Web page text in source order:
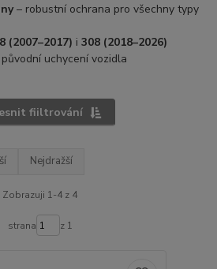
– robustní ochrana pro všechny typy
(2007–2017) i308 (2018–2026)
uchycení vozidla
fiiltrování
Nejdražší
Zobrazuji 1-4 z 4
strana z 1